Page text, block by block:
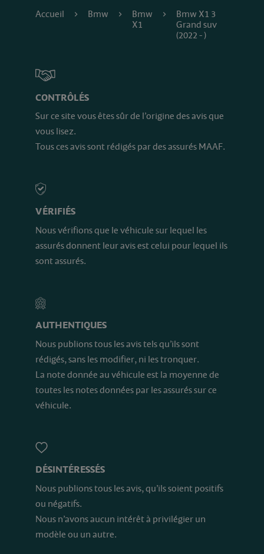
Accueil Bmw
Bmw
X1
Bmw X1 3
Grand suv
(2022 - )
CONTRÔLÉS
Sur ce site vous êtes sûr de l’origine des avis que
vous lisez.
Tous ces avis sont rédigés par des assurés MAAF.
VÉRIFIÉS
Nous vérifions que le véhicule sur lequel les
assurés donnent leur avis est celui pour lequel ils
sont assurés.
AUTHENTIQUES
Nous publions tous les avis tels qu’ils sont
rédigés, sans les modifier, ni les tronquer.
La note donnée au véhicule est la moyenne de
toutes les notes données par les assurés sur ce
véhicule.
DÉSINTÉRESSÉS
Nous publions tous les avis, qu’ils soient positifs
ou négatifs.
Nous n’avons aucun intérêt à privilégier un
modèle ou un autre.